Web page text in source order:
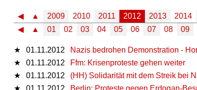
◀ ▲ 2009 2010 2011 2012 2013 2014
◀
▲ 01 02 03 04 05 06 07 08 09
★ 01.11.2012
Nazis bedrohen Demonstration -
★
01.11.2012
Ffm: Krisenproteste gehen weiter
★
01.11.2012
(HH) Solidarität mit dem Streik bei
★
01.11.2012
Berlin: Proteste gegen Erdogan-